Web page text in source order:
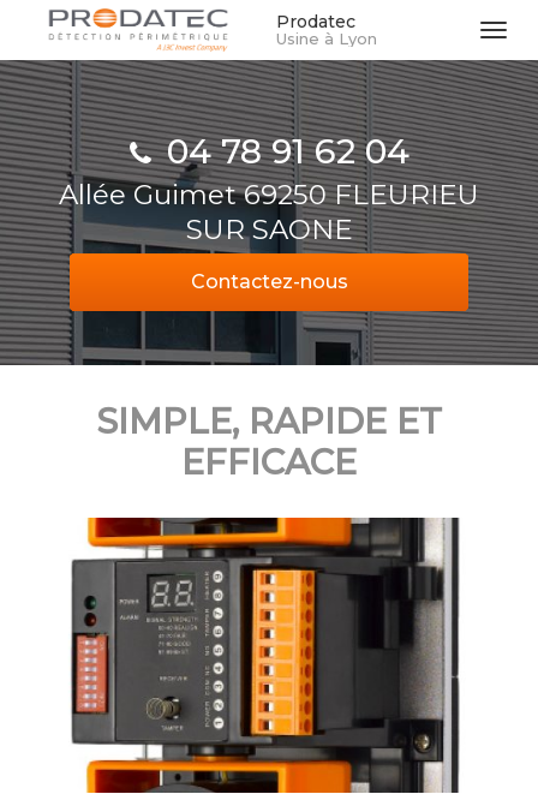
Aller
contenu
principal
Prodatec
Usine à Lyon
04 78 91 62 04
Allée Guimet 69250 FLEURIEU
SUR SAONE
Contactez-nous
SIMPLE, RAPIDE ET
EFFICACE